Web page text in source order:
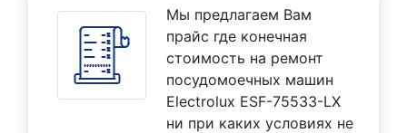
Мы предлагаем Вам
прайс где конечная
стоимость на ремонт
посудомоечных машин
Electrolux ESF-75533-LX
ни при каких условиях не